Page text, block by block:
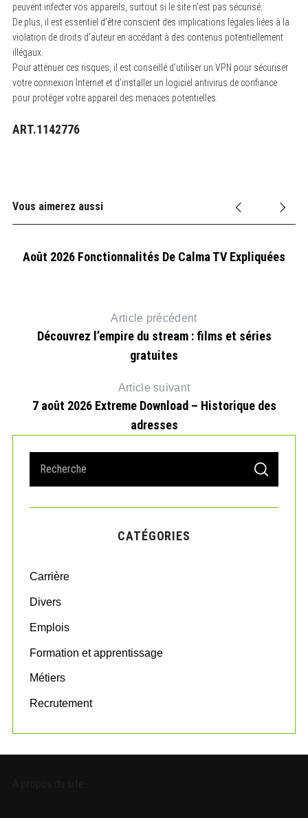
peuvent infecter vos appareils, surtout si le site n’est pas sécurisé.
De plus, il est essentiel d’être conscient des implications légales liées à la
violation de droits d’auteur en accédant à des contenus potentiellement
illégaux.
Pour atténuer ces risques, il est conseillé d’utiliser un VPN pour sécuriser
votre connexion Internet et d’installer un logiciel antivirus de confiance
pour protéger votre appareil des menaces potentielles.
ART.1142776
Vous aimerez aussi
Août 2026 Fonctionnalités De Calma TV Expliquées
Article précédent
Découvrez l’empire du stream : films et séries
gratuites
Article suivant
7 août 2026 Extreme Download – Historique des
adresses
a
r
o
:
S
A
C
CATÉGORIES
Carrière
Divers
Emplois
Formation et apprentissage
Métiers
Recrutement